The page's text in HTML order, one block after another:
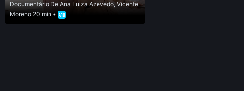
Documentário DeAna Luiza Azevedo,Vicente
Moreno 20 min •